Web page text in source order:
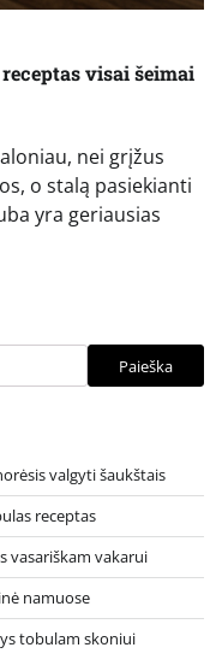
visai šeimai
nei grįžus
o stalą pasiekianti
yra geriausias
Paieška
valgyti šaukštais
receptas
vasariškam vakarui
namuose
tobulam skoniui